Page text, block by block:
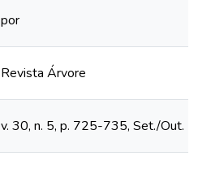
por
Revista Árvore
v. 30, n. 5, p. 725-735, Set./Out.